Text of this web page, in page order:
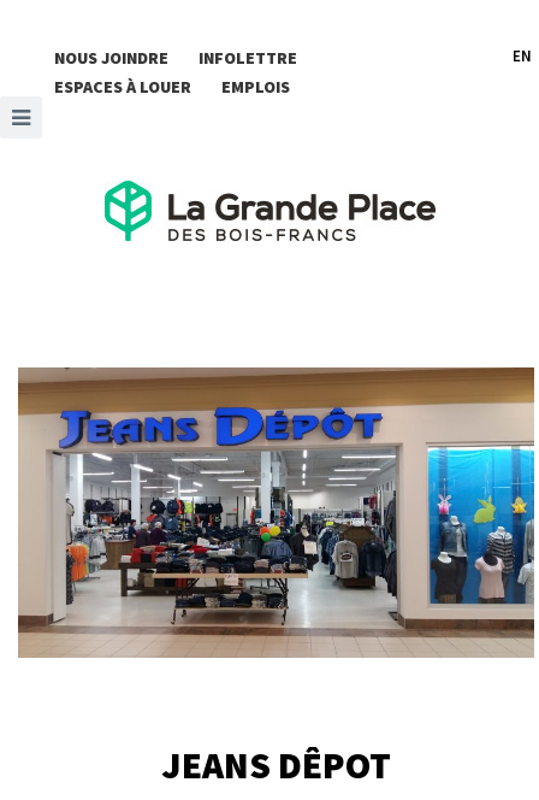
NOUS JOINDRE
INFOLETTRE
ESPACES À LOUER
EMPLOIS
EN
JEANS DÊPOT